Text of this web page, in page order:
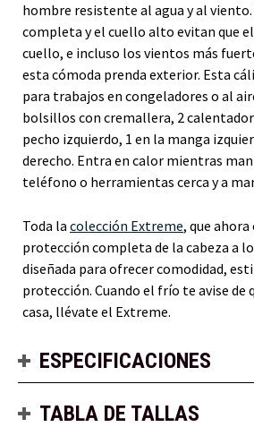
hombre resistente al agua y al
completa y el cuello alto evitan que
cuello, e incluso los vientos más
esta cómoda prenda exterior. Esta
para trabajos en congeladores o al
bolsillos con cremallera, 2
pecho izquierdo, 1 en la manga
derecho. Entra en calor mientras
teléfono o herramientas cerca y a
Toda la colección Extreme, que
protección completa de la cabeza a
diseñada para ofrecer comodidad,
protección. Cuando el frío te avise de
casa, llévate el Extreme.
ESPECIFICACIONES
TABLA DE TALLAS